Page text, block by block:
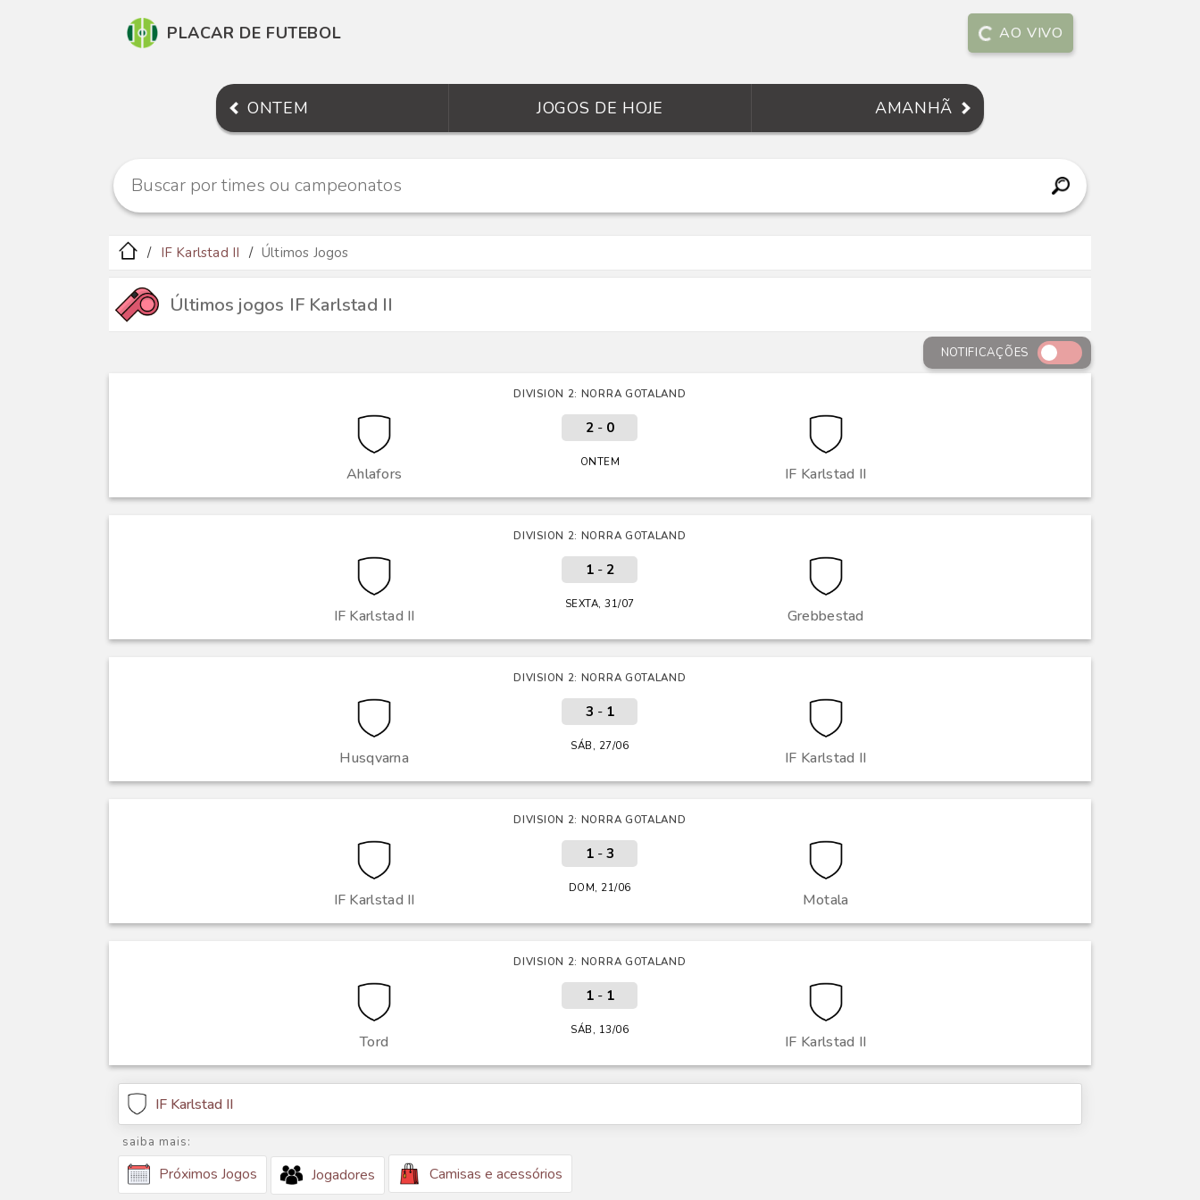
PLACAR DE FUTEBOL AO VIVO
ONTEM JOGOS DE HOJE AMANHÃ
IF Karlstad II Últimos Jogos
Últimos jogos IF Karlstad II
NOTIFICAÇÕES
DIVISION 2: NORRA GOTALAND
Ahlafors IF Karlstad II
2- 0
ONTEM
DIVISION 2: NORRA GOTALAND
IF Karlstad II Grebbestad
1- 2
SEXTA, 31/07
DIVISION 2: NORRA GOTALAND
Husqvarna IF Karlstad II
3 - 1
SÁB, 27/06
DIVISION 2: NORRA GOTALAND
IF Karlstad II Motala
1- 3
DOM, 21/06
DIVISION 2: NORRA GOTALAND
Tord IF Karlstad II
1- 1
SÁB, 13/06
IF Karlstad II
saiba mais:
Próximos Jogos Jogadores Camisas e acessórios